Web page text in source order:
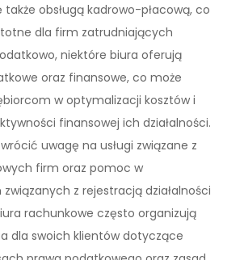
obsługą kadrowo-płacową, co
dla firm zatrudniających
niektóre biura oferują
oraz finansowe, co może
w optymalizacji kosztów i
finansowej ich działalności.
uwagę na usługi związane z
firm oraz pomoc w
z rejestracją działalności
rachunkowe często organizują
dla swoich klientów dotyczące